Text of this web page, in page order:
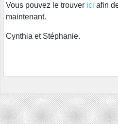
Vous pouvez le trouver ici afin
maintenant.
Cynthia et Stéphanie.